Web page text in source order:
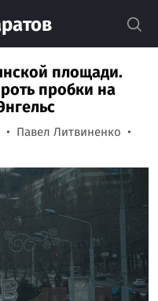
площади.
пробки на
Павел Литвиненко